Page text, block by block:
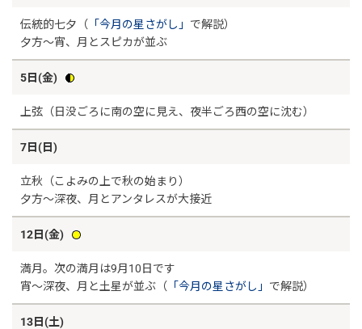
伝統的七夕（ 「今月の星さがし」 で解説）
夕方～宵、月とスピカが並ぶ
5日(金)
上弦（日没ごろに南の空に見え、夜半ごろ西の空に沈む）
7日(日)
立秋（こよみの上で秋の始まり）
夕方～深夜、月とアンタレスが大接近
12日(金)
満月。次の満月は9月10日です
宵～深夜、月と土星が並ぶ（ 「今月の星さがし」 で解説）
13日(土)